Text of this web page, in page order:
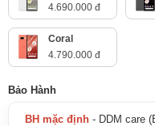
4.690.000 đ
Coral
4.790.000 đ
Bảo Hành
BH mặc định - DDM care